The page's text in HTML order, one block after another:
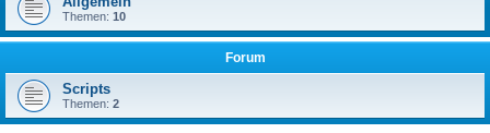
Themen: 10
Forum
Scripts
Themen: 2